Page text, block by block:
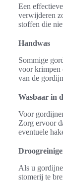
Een
verwijderen
stoffen die
Handwas
Sommige
voor krimpen
van de
Wasbaar in
Voor
Zorg ervoor
eventuele
Als u
stomerij te